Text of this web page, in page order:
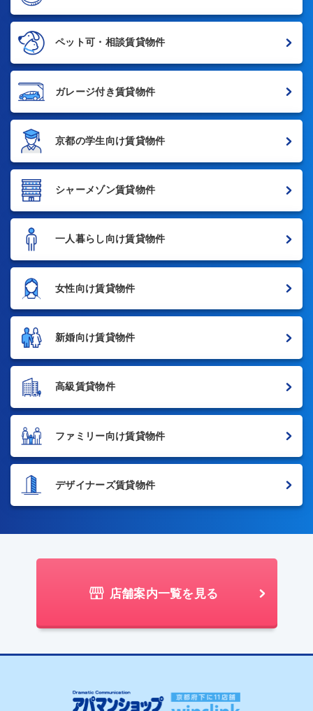
ペット可・相談賃貸物件
ガレージ付き賃貸物件
京都の学生向け賃貸物件
シャーメゾン賃貸物件
一人暮らし向け賃貸物件
女性向け賃貸物件
新婚向け賃貸物件
高級賃貸物件
ファミリー向け賃貸物件
デザイナーズ賃貸物件
店舗案内一覧を見る